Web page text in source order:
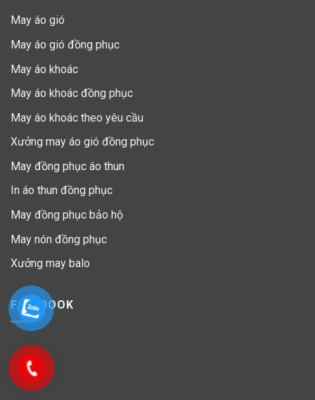
May áo gió
May áo gió đồng phục
May áo khoác
May áo khoác đồng phục
May áo khoác theo yêu cầu
Xưởng may áo gió đồng phục
May đồng phục áo thun
In áo thun đồng phục
May đồng phục bảo hộ
May nón đồng phục
Xưởng may balo
FACEBOOK